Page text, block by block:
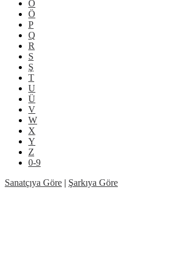
O
Ö
P
Q
R
S
Ş
T
U
Ü
V
W
X
Y
Z
0-9
Sanatçıya Göre | Şarkıya Göre